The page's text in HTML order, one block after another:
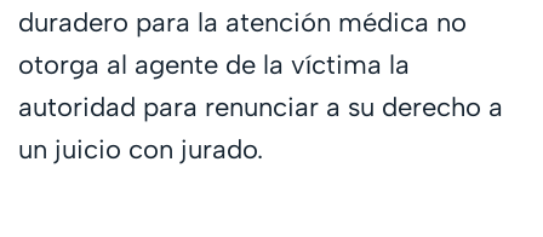
duradero para la atención médica no
otorga al agente de la víctima la
autoridad para renunciar a su derecho a
un juicio con jurado.